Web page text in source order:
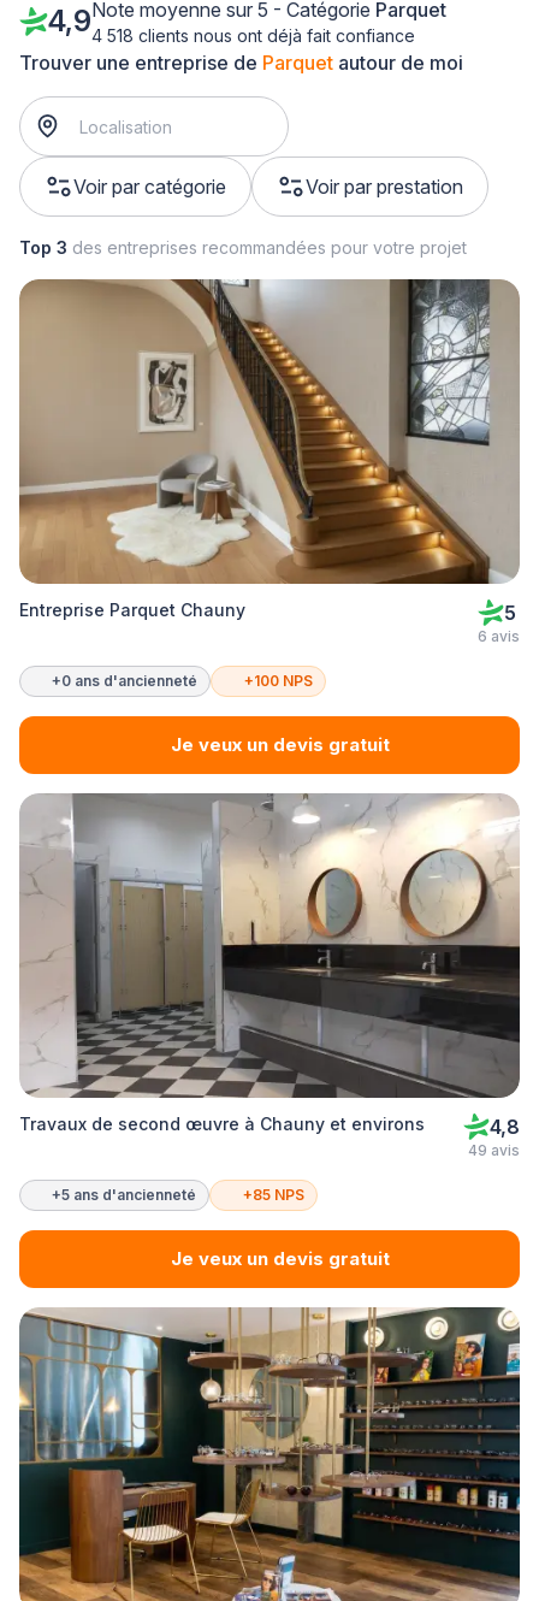
Trouver une entreprise de Parquet autour de moi
Voir par catégorie Voir par prestation
4,9Note moyenne sur 5 - Catégorie Parquet
4 518 clients nous ont déjà fait confiance
Top 3 des entreprises recommandées pour votre projet
Entreprise Parquet Chauny 5
6 avis
+0 ans d'ancienneté +100 NPS
Je veux un devis gratuit
Travaux de second œuvre à Chauny et environs 4,8
49 avis
+5 ans d'ancienneté +85 NPS
Je veux un devis gratuit